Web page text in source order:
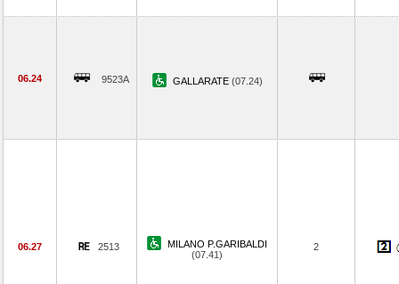
06.24 9523A GALLARATE (07.24)
06.27 2513
MILANO P.GARIBALDI
(07.41)
2